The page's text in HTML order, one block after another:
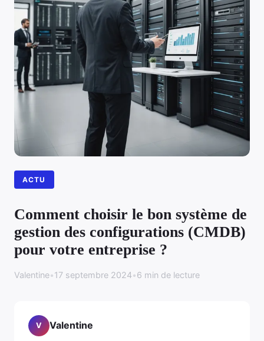
ACTU
Comment choisir le bon système de
gestion des configurations (CMDB)
pour votre entreprise ?
Valentine•17 septembre 2024•6 min de lecture
V Valentine